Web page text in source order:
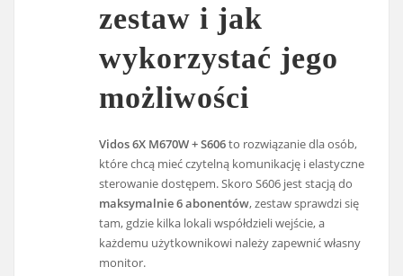
zestaw i jak
wykorzystać jego
możliwości
Vidos 6X M670W + S606to rozwiązanie dla osób,
które chcą mieć czytelną komunikację i elastyczne
sterowanie dostępem. Skoro S606 jest stacją do
maksymalnie 6 abonentów, zestaw sprawdzi się
tam, gdzie kilka lokali współdzieli wejście, a
każdemu użytkownikowi należy zapewnić własny
monitor.